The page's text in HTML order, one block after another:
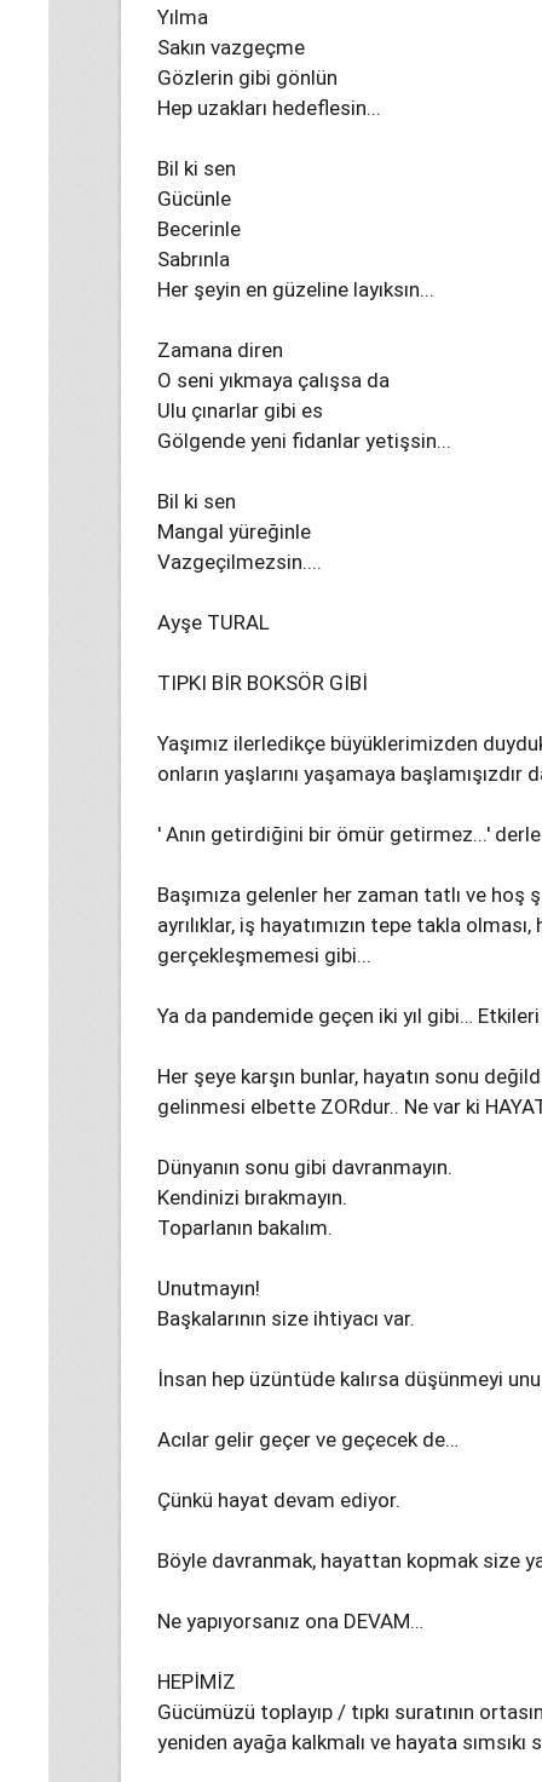
Yılma
Sakın vazgeçme
Gözlerin gibi gönlün
Hep uzakları hedeflesin...
Bil ki sen
Gücünle
Becerinle
Sabrınla
Her şeyin en güzeline layıksın...
Zamana diren
O seni yıkmaya çalışsa da
Ulu çınarlar gibi es
Gölgende yeni fidanlar yetişsin...
Bil ki sen
Mangal yüreğinle
Vazgeçilmezsin....
Ayşe TURAL
TIPKI BİR BOKSÖR GİBİ
Yaşımız ilerledikçe büyüklerimizden
onların yaşlarını yaşamaya başlamışızdır
' Anın getirdiğini bir ömür getirmez...'
Başımıza gelenler her zaman tatlı ve hoş
ayrılıklar, iş hayatımızın tepe takla
gerçekleşmemesi gibi...
Ya da pandemide geçen iki yıl gibi…
Her şeye karşın bunlar, hayatın sonu
gelinmesi elbette ZORdur.. Ne var ki
Dünyanın sonu gibi davranmayın.
Kendinizi bırakmayın.
Toparlanın bakalım.
Unutmayın!
Başkalarının size ihtiyacı var.
İnsan hep üzüntüde kalırsa düşünmeyi
Acılar gelir geçer ve geçecek de…
Çünkü hayat devam ediyor.
Böyle davranmak, hayattan kopmak size
Ne yapıyorsanız ona DEVAM…
HEPİMİZ
Gücümüzü toplayıp / tıpkı suratının
yeniden ayağa kalkmalı ve hayata sımsıkı